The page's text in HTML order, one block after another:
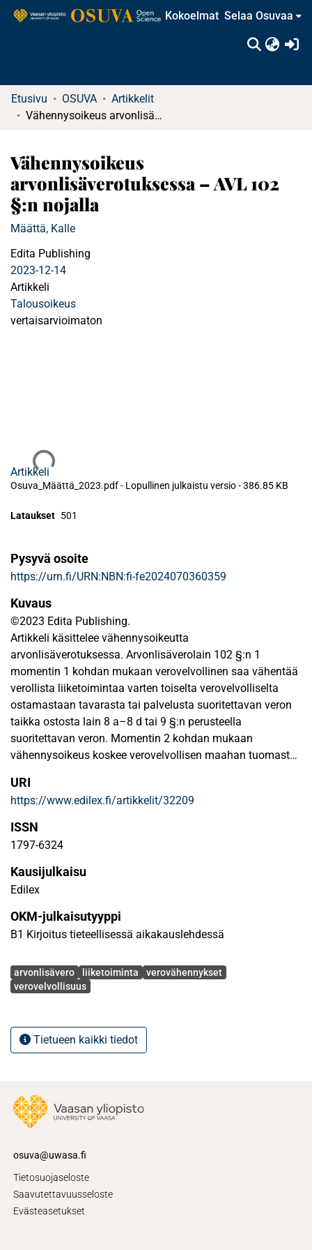
Kokoelmat Selaa Osuvaa
Etusivu OSUVA
Artikkelit
Vähennysoikeus arvonlisäverotuksessa – AVL 102 §:n nojalla
Vähennysoikeus
arvonlisäverotuksessa – AVL 102
§:n nojalla
Määttä, Kalle
Edita Publishing
2023-12-14
Artikkeli
Talousoikeus
vertaisarvioimaton
Ladataan...
Artikkeli
Osuva_Määttä_2023.pdf - Lopullinen julkaistu versio-386.85 KB
Lataukset 501
Pysyvä osoite
https://urn.fi/URN:NBN:fi-fe2024070360359
Kuvaus
©2023 Edita Publishing.
Artikkeli käsittelee vähennysoikeutta
arvonlisäverotuksessa. Arvonlisäverolain 102 §:n 1
momentin 1 kohdan mukaan verovelvollinen saa vähentää
verollista liiketoimintaa varten toiselta verovelvolliselta
ostamastaan tavarasta tai palvelusta suoritettavan veron
taikka ostosta lain 8 a–8 d tai 9 §:n perusteella
suoritettavan veron. Momentin 2 kohdan mukaan
vähennysoikeus koskee verovelvollisen maahan tuomasta
verovelvollisen tekemästä yhteisöhankinnasta
suoritettavaa veroa; sekä 5 kohdan mukaan verovelvollisen
tekemästä 72 l §:ssä tarkoitetusta tavaran siirrosta
varastointimenettelystä suoritettavaa veroa. Lain 102 §:n 2
toimintaa, joka arvonlisäverolain mukaan aiheuttaa
tavaran tai palvelun myyjälle verovelvollisuuden. Pykälän 3
tarkoitetaan 1 momentissa tarkoitettua veroa.
Vähennysoikeutta tarkastellaan artikkelissa monipuolisesti
URI
https://www.edilex.fi/artikkelit/32209
ISSN
1797-6324
Kausijulkaisu
Edilex
OKM-julkaisutyyppi
B1 Kirjoitus tieteellisessä aikakauslehdessä
Avainsanat
arvonlisävero liiketoiminta
verovähennykset
verovelvollisuus
Tietueen kaikki tiedot
osuva@uwasa.fi
Tietosuojaseloste
Saavutettavuusseloste
Evästeasetukset